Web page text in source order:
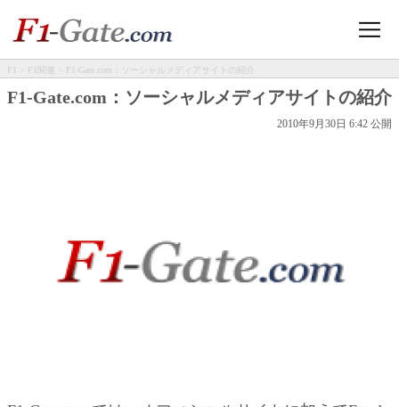
F1 > F1関連 > F1-Gate.com：ソーシャルメディアサイトの紹介
F1-Gate.com：ソーシャルメディアサイトの紹介
2010年9月30日 6:42 公開